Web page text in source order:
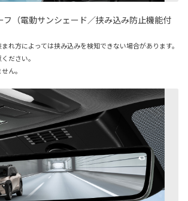
フ（電動サンシェード／挟み込み防止機能付
れ方によっては挟み込みを検知できない場合があります。
ださい。
ん。